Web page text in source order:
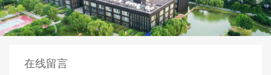
在线留言